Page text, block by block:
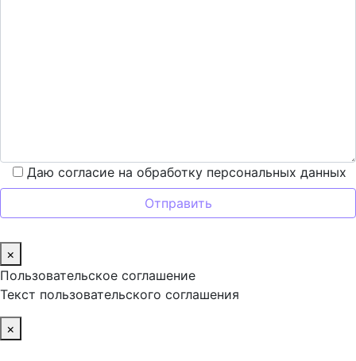
Даю согласие на обработку персональных данных
×
Пользовательское соглашение
Текст пользовательского соглашения
×